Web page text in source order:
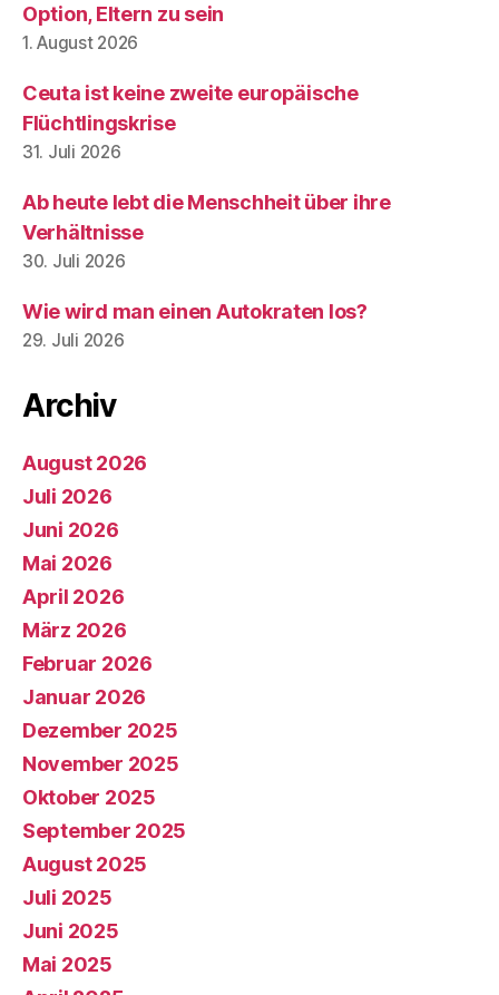
Option, Eltern zu sein
1. August 2026
Ceuta ist keine zweite europäische
Flüchtlingskrise
31. Juli 2026
Ab heute lebt die Menschheit über ihre
Verhältnisse
30. Juli 2026
Wie wird man einen Autokraten los?
29. Juli 2026
Archiv
August 2026
Juli 2026
Juni 2026
Mai 2026
April 2026
März 2026
Februar 2026
Januar 2026
Dezember 2025
November 2025
Oktober 2025
September 2025
August 2025
Juli 2025
Juni 2025
Mai 2025